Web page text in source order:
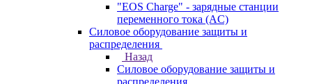
"EOS Charge" - зарядные станции
переменного тока (AC)
Силовое оборудование защиты и
распределения
Назад
Силовое оборудование защиты и
распределения